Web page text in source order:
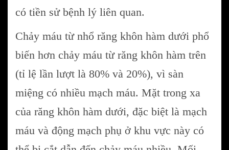
có tiền sử bệnh lý liên quan.
Chảy máu từ nhổ răng khôn hàm dưới phổ
biến hơn chảy máu từ răng khôn hàm trên
(tỉ lệ lần lượt là 80% và 20%), vì sàn
miệng có nhiều mạch máu. Mặt trong xa
của răng khôn hàm dưới, đặc biệt là mạch
máu và động mạch phụ ở khu vực này có